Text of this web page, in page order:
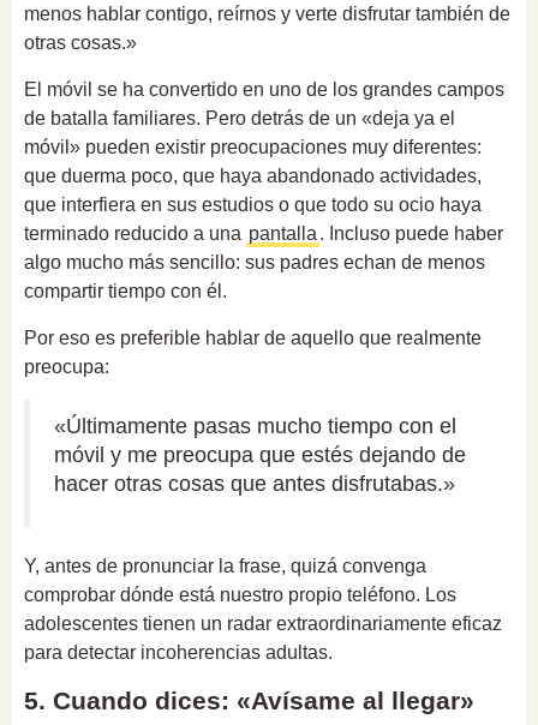
menos hablar contigo, reírnos y verte disfrutar también de
otras cosas.»
El móvil se ha convertido en uno de los grandes campos
de batalla familiares. Pero detrás de un «deja ya el
móvil» pueden existir preocupaciones muy diferentes:
que duerma poco, que haya abandonado actividades,
que interfiera en sus estudios o que todo su ocio haya
terminado reducido a una pantalla . Incluso puede haber
algo mucho más sencillo: sus padres echan de menos
compartir tiempo con él.
Por eso es preferible hablar de aquello que realmente
preocupa:
«Últimamente pasas mucho tiempo con el
móvil y me preocupa que estés dejando de
hacer otras cosas que antes disfrutabas.»
Y, antes de pronunciar la frase, quizá convenga
comprobar dónde está nuestro propio teléfono. Los
adolescentes tienen un radar extraordinariamente eficaz
para detectar incoherencias adultas.
5. Cuando dices: «Avísame al llegar»